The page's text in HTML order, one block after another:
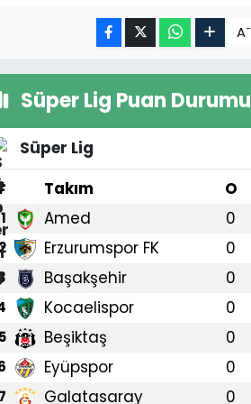
A-
Süper Lig Puan Durumu
Süper Lig
Takım O
1 Amed 0
Erzurumspor FK 0
Başakşehir 0
Kocaelispor 0
Beşiktaş 0
Eyüpspor 0
Galatasaray 0